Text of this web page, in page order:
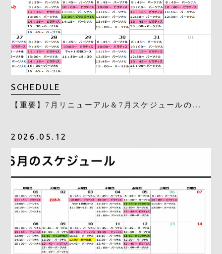
SCHEDULE
【重要】7月リニューアル＆7月スケジュールの...
2026.05.12